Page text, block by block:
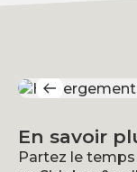
En savoir
Partez le